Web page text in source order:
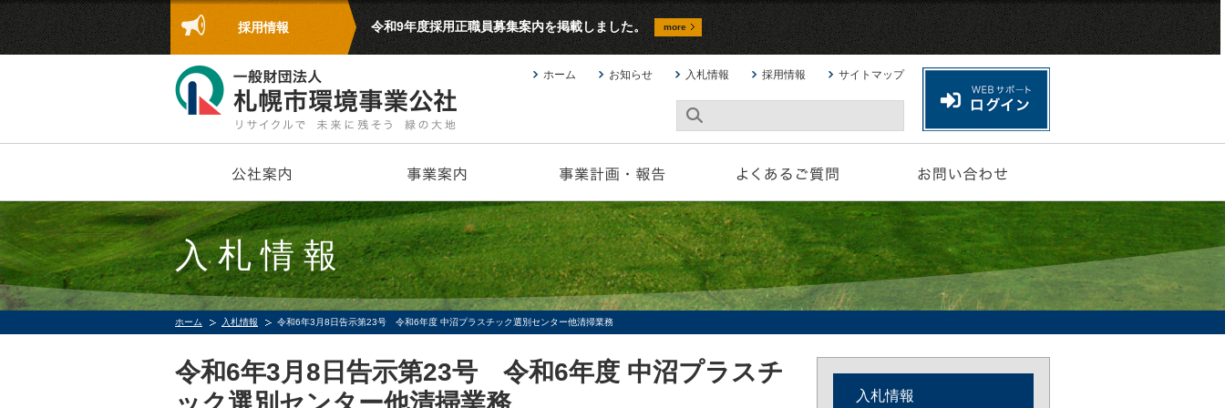
採用情報 令和9年度採用正職員募集案内を掲載しました。 more
ホーム お知らせ 入札情報 採用情報 サイトマップ
入札情報
ホーム 入札情報 令和6年3月8日告示第23号 令和6年度 中沼プラスチック選別センター他清掃業務
令和6年3月8日告示第23号 令和6年度 中沼プラスチ
入札情報